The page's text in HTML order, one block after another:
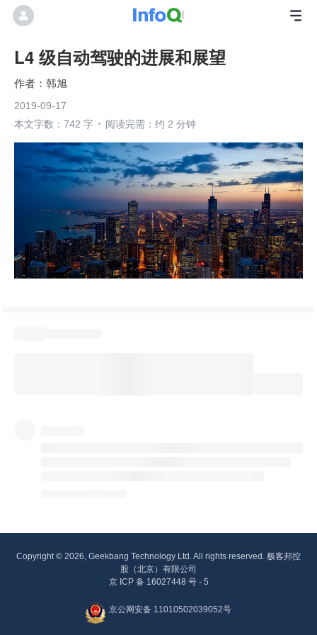
L4 级自动驾驶的进展和展望
韩旭
2019-09-17
本文字数：742 字
阅读完需：约 2 分钟
Copyright © 2026, Geekbang Technology Ltd. All rights reserved. 极客邦控
股（北京）有限公司
京 ICP 备 16027448 号 - 5
京公网安备 11010502039052号